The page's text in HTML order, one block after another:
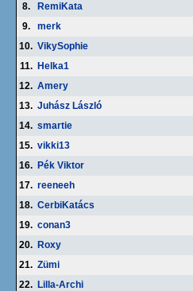
8.
RemiKata
9.
merk
10. VikySophie
11. Helka1
12. Amery
13. Juhász László
14. smartie
15. vikki13
16. Pék Viktor
17. reeneeh
18. CerbiKatács
19. conan3
20. Roxy
21. Zümi
22. Lilla-Archi